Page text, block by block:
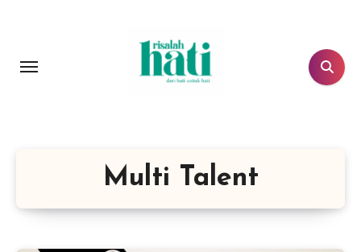
Multi Talent